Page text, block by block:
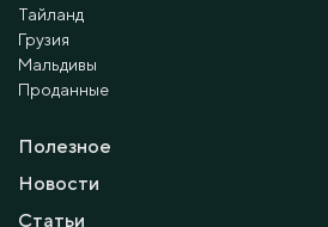
Тайланд
Грузия
Мальдивы
Проданные
Полезное
Новости
Статьи